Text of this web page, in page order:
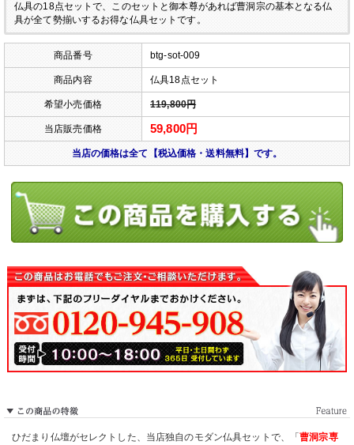
仏具の18点セットで、このセットと御本尊があれば曹洞宗の基本となる仏
具が全て勢揃いするお得な仏具セットです。
商品番号 btg-sot-009
商品内容 仏具18点セット
希望小売価格 119,800円
当店販売価格 59,800円
当店の価格は全て【税込価格・送料無料】です。
ひだまり仏壇がセレクトした、当店独自のモダン仏具セットで、「曹洞宗専